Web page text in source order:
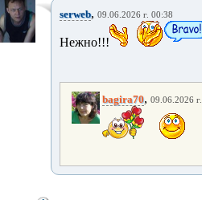
serweb, 09.06.2026 г. 00:38
Нежно!!!
bagira70, 09.06.2026